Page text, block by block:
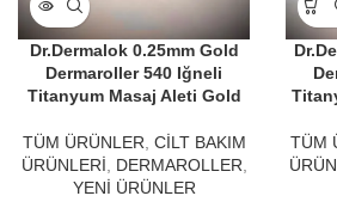
Dr.Dermalok 0.25mm Gold
Dermaroller 540 Iğneli
Titanyum Masaj Aleti Gold
TÜM ÜRÜNLER CİLT BAKIM
ÜRÜNLERİ
DERMAROLLER
YENİ ÜRÜNLER
TÜM